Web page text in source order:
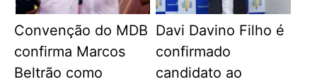
Convenção do MDB
confirma Marcos
Beltrão como
Davi Davino Filho é
confirmado
candidato ao